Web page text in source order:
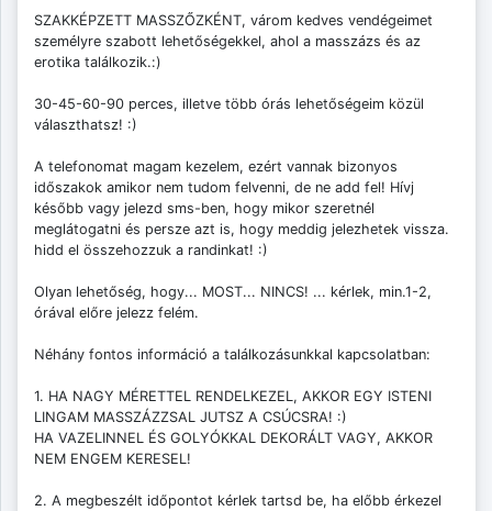
SZAKKÉPZETT MASSZŐZKÉNT, várom kedves vendégeimet
személyre szabott lehetőségekkel, ahol a masszázs és az
erotika találkozik.:)
30-45-60-90 perces, illetve több órás lehetőségeim közül
választhatsz! :)
A telefonomat magam kezelem, ezért vannak bizonyos
időszakok amikor nem tudom felvenni, de ne add fel! Hívj
később vagy jelezd sms-ben, hogy mikor szeretnél
meglátogatni és persze azt is, hogy meddig jelezhetek vissza.
hidd el összehozzuk a randinkat! :)
Olyan lehetőség, hogy... MOST... NINCS! ... kérlek, min.1-2,
órával előre jelezz felém.
Néhány fontos információ a találkozásunkkal kapcsolatban:
1. HA NAGY MÉRETTEL RENDELKEZEL, AKKOR EGY ISTENI
LINGAM MASSZÁZZSAL JUTSZ A CSÚCSRA! :)
HA VAZELINNEL ÉS GOLYÓKKAL DEKORÁLT VAGY, AKKOR
NEM ENGEM KERESEL!
2. A megbeszélt időpontot kérlek tartsd be, ha előbb érkezel